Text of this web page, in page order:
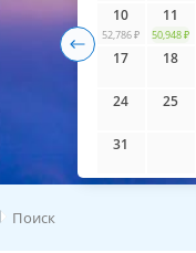
10
52,786 ₽
11
50,948 ₽
17 18
24 25
31
Поиск